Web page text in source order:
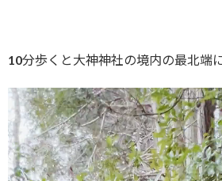
10分歩くと大神神社の境内の最北端
動
画
プ
レ
ー